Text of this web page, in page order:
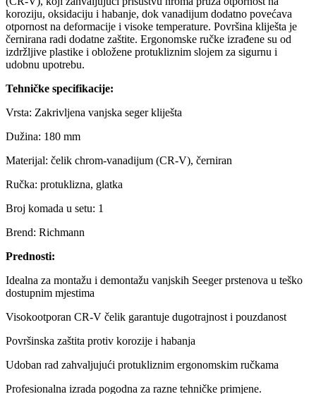
koroziju, oksidaciju i habanje, dok vanadijum dodatno povećava
otpornost na deformacije i visoke temperature. Površina kliješta je
černirana radi dodatne zaštite. Ergonomske ručke izrađene su od
izdržljive plastike i obložene protukliznim slojem za sigurnu i
udobnu upotrebu.
Tehničke specifikacije:
Vrsta: Zakrivljena vanjska seger kliješta
Dužina: 180 mm
Materijal: čelik chrom-vanadijum (CR-V), černiran
Ručka: protuklizna, glatka
Broj komada u setu: 1
Brend: Richmann
Prednosti:
Idealna za montažu i demontažu vanjskih Seeger prstenova u teško
dostupnim mjestima
Visokootporan CR-V čelik garantuje dugotrajnost i pouzdanost
Površinska zaštita protiv korozije i habanja
Udoban rad zahvaljujući protukliznim ergonomskim ručkama
Profesionalna izrada pogodna za razne tehničke primjene.